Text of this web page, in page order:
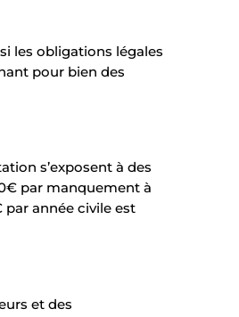
les obligations légales
pour bien des
s’exposent à des
par manquement à
par année civile est
et des